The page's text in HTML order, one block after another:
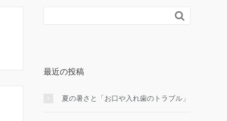

最近の投稿
夏の暑さと「お口や入れ歯のトラブル」